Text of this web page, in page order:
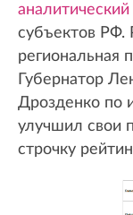
субъектов РФ.
региональная
Губернатор
Дрозденко по
улучшил свои
строчку